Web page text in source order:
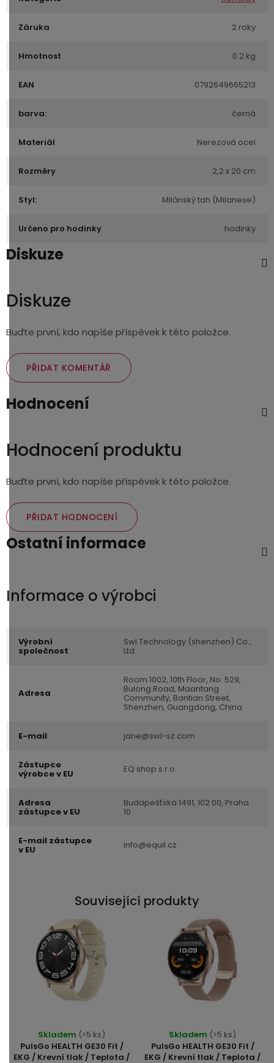
Záruka 2 roky
Hmotnost 0.2 kg
EAN 0792649665213
barva: černá
Materiál Nerezová ocel
Rozměry 2,2 x 20 cm
Styl: Milánský tah (Milanese)
Určeno pro hodinky hodinky
Diskuze
Diskuze
Buďte první, kdo napíše příspěvek k této položce.
PŘIDAT KOMENTÁŘ
Hodnocení
Hodnocení produktu
Buďte první, kdo napíše příspěvek k této položce.
PŘIDAT HODNOCENÍ
Ostatní informace
Výrobní
společnost
Swl Technology (shenzhen) Co.,
Ltd.
Adresa
Room 1002, 10th Floor, No. 529,
Bulong Road, Maantang
Community, Bantian Street,
Shenzhen, Guangdong, China
E-mail jane@swl-sz.com
Zástupce
výrobce v EU EQ shop s.r.o.
Adresa
zástupce v EU
Budapešťská 1491, 102 00, Praha
10
E-mail zástupce
v EU info@equil.cz
Související produkty
PulsGo HEALTH GE30 Fit /
EKG / Krevní tlak / Teplota /
hodnocení
produktu
Skladem (>5 ks)
PulsGo HEALTH GE30 Fit /
EKG / Krevní tlak / Teplota /
hodnocení
produktu
Skladem (>5 ks)